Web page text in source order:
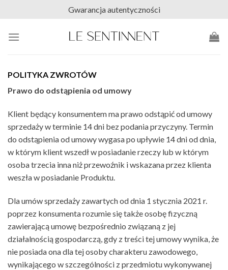
content
Gwarancja autentyczności
POLITYKA ZWROTÓW
Prawo do odstąpienia od umowy
Klient będący konsumentem ma prawo odstąpić od umowy
sprzedaży w terminie 14 dni bez podania przyczyny. Termin
do odstąpienia od umowy wygasa po upływie 14 dni od dnia,
w którym klient wszedł w posiadanie rzeczy lub w którym
osoba trzecia inna niż przewoźnik i wskazana przez klienta
weszła w posiadanie Produktu.
Dla umów sprzedaży zawartych od dnia 1 stycznia 2021 r.
poprzez konsumenta rozumie się także osobę fizyczną
zawierającą umowę bezpośrednio związaną z jej
działalnością gospodarczą, gdy z treści tej umowy wynika, że
nie posiada ona dla tej osoby charakteru zawodowego,
wynikającego w szczególności z przedmiotu wykonywanej